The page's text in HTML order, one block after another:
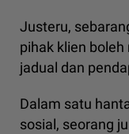
Justeru,
pihak klien
jadual dan
Dalam satu
sosial, seorang